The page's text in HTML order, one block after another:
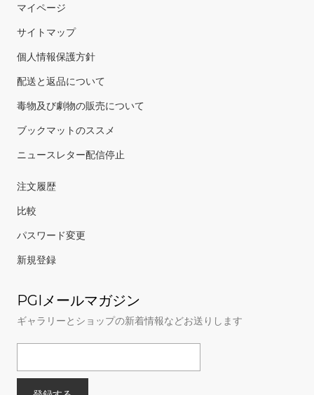
マイページ
サイトマップ
個人情報保護方針
配送と返品について
毒物及び劇物の販売について
ブックマットのススメ
ニュースレター配信停止
注文履歴
比較
パスワード変更
新規登録
PGIメールマガジン
ギャラリーとショップの新着情報などお送りします